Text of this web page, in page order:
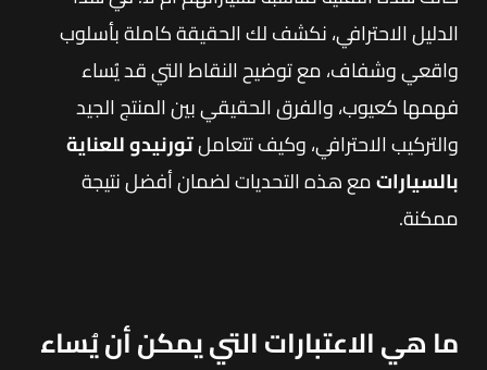
الدليل الاحترافي، نكشف لك الحقيقة كاملة بأسلوب
واقعي وشفاف، مع توضيح النقاط التي قد يُساء
فهمها كعيوب، والفرق الحقيقي بين المنتج الجيد
والتركيب الاحترافي، وكيف تتعاملتورنيدو للعناية
بالسياراتمع هذه التحديات لضمان أفضل نتيجة
ممكنة.
ما هي الاعتبارات التي يمكن أن يُساء